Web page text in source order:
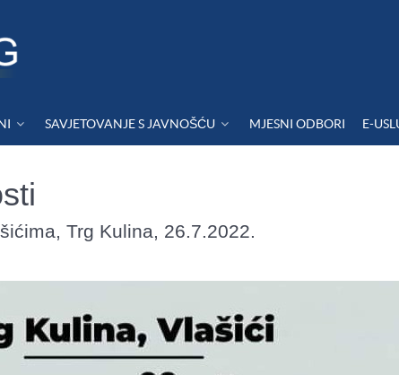
SAVJETOVANJE S JAVNOŠĆU MJESNI ODBORI E-
Trg Kulina, 26.7.2022.